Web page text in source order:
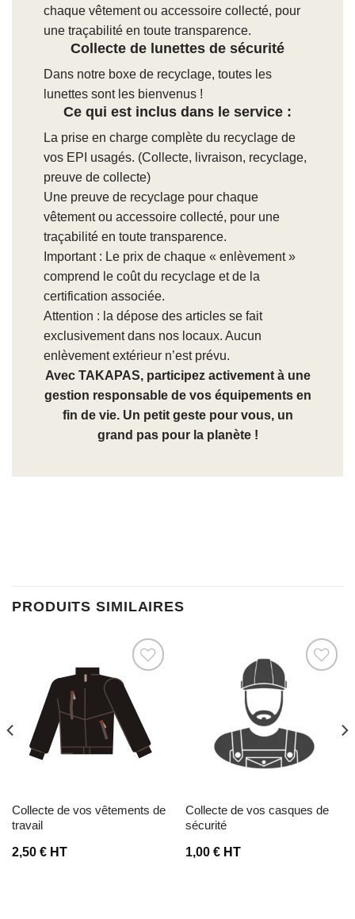
chaque vêtement ou accessoire collecté, pour
une traçabilité en toute transparence.
Collecte de lunettes de sécurité
Dans notre boxe de recyclage, toutes les
lunettes sont les bienvenus !
Ce qui est inclus dans le service :
La prise en charge complète du recyclage de
vos EPI usagés. (Collecte, livraison, recyclage,
preuve de collecte)
Une preuve de recyclage pour chaque
vêtement ou accessoire collecté, pour une
traçabilité en toute transparence.
Important : Le prix de chaque « enlèvement »
comprend le coût du recyclage et de la
certification associée.
Attention : la dépose des articles se fait
exclusivement dans nos locaux. Aucun
enlèvement extérieur n’est prévu.
Avec TAKAPAS, participez activement à une
gestion responsable de vos équipements en
fin de vie. Un petit geste pour vous, un
grand pas pour la planète !
PRODUITS SIMILAIRES
Ajouter à la liste d’envies
collecte de vos vêtements de
travail
2,50 €HT
Ajouter à la liste d’envies
collecte de vos casques de
sécurité
1,00 €HT